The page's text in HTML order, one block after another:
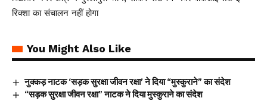
रिक्शा का संचालन नहीं होगा
You Might Also Like
नुक्कड़ नाटक ‘सड़क सुरक्षा जीवन रक्षा’ ने दिया “मुस्कुराने” का संदेश
“सड़क सुरक्षा जीवन रक्षा” नाटक ने दिया मुस्कुराने का संदेश